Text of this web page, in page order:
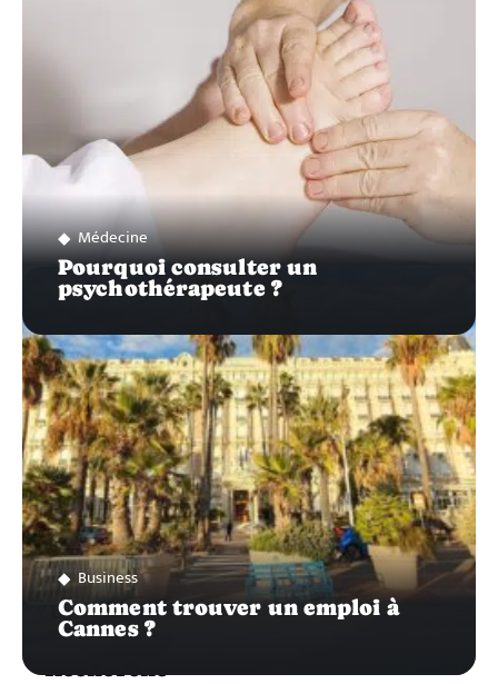
Médecine
Pourquoi consulter un
psychothérapeute ?
Business
Comment trouver un emploi à
Cannes ?
Recherche